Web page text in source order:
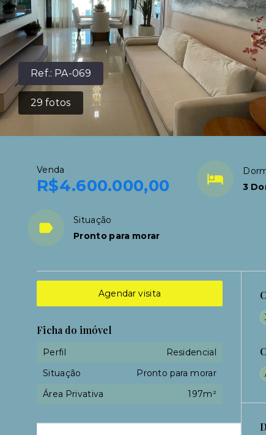
Ref.: PA-069
29 fotos
Venda
R$4.600.000,00
3
Situação
Pronto para morar
Agendar visita
Ficha do imóvel
Perfil
Residencial
Situação
Pronto para morar
Área Privativa
197m²